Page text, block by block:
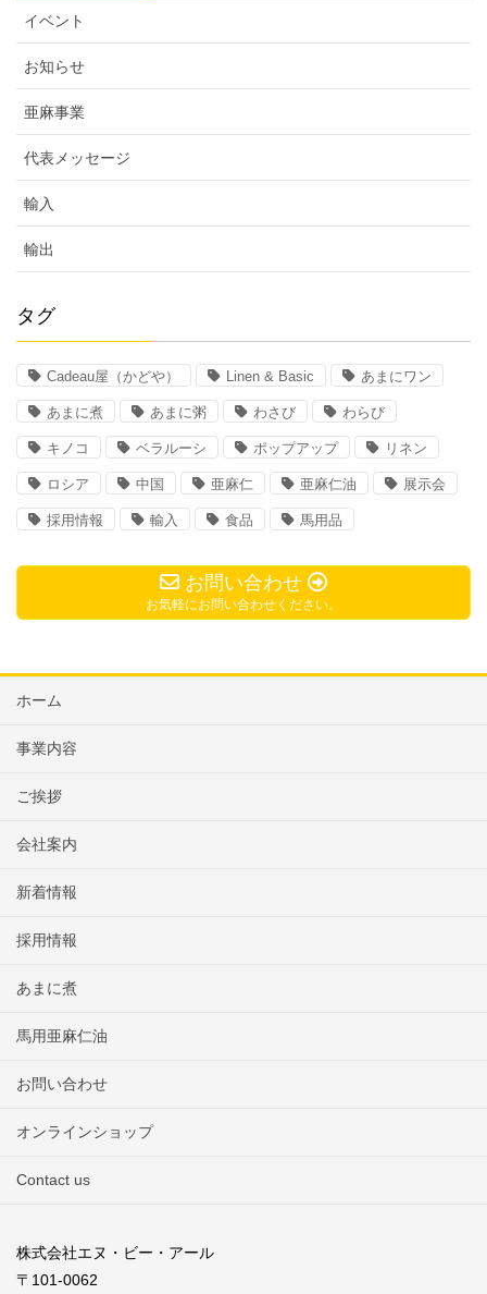
イベント
お知らせ
亜麻事業
代表メッセージ
輸入
輸出
タグ
Cadeau屋（かどや） Linen & Basic あまにワン
あまに煮 あまに粥 わさび わらび
キノコ ベラルーシ ポップアップ リネン
ロシア 中国 亜麻仁 亜麻仁油 展示会
採用情報 輸入 食品 馬用品
お問い合わせ
お気軽にお問い合わせください。
ホーム
事業内容
ご挨拶
会社案内
新着情報
採用情報
あまに煮
馬用亜麻仁油
お問い合わせ
オンラインショップ
Contact us
株式会社エヌ・ビー・アール
〒101-0062